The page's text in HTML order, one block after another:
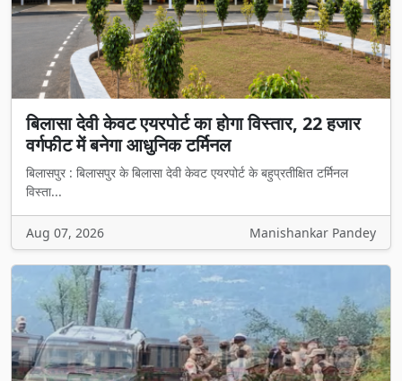
बिलासा देवी केवट एयरपोर्ट का होगा विस्तार, 22 हजार
वर्गफीट में बनेगा आधुनिक टर्मिनल
बिलासपुर : बिलासपुर के बिलासा देवी केवट एयरपोर्ट के बहुप्रतीक्षित टर्मिनल
विस्ता...
Aug 07, 2026 Manishankar Pandey